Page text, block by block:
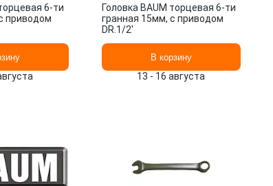
6-ти
приводом
Головка BAUM торцевая 6-ти
гранная 15мм, с приводом
DR.1/2'
В корзину
13 - 16 августа